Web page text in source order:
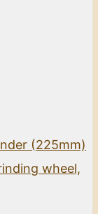
(225mm)
wheel,